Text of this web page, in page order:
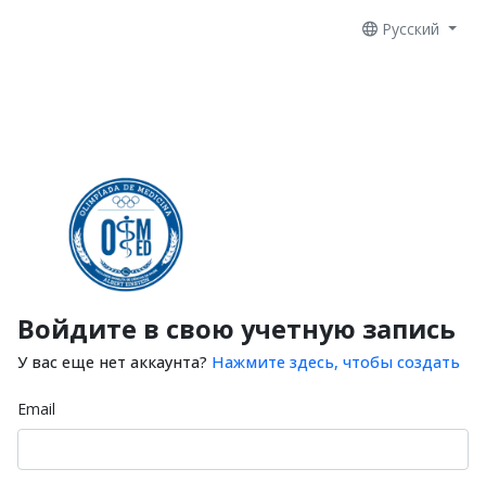
Русский
Войдите в свою учетную запись
У вас еще нет аккаунта? Нажмите здесь, чтобы создать
Email